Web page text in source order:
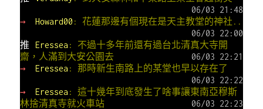
06/03 21:48
→
Howard00 : 花蓮那邊有個現在是天主教堂的神社..
06/03 22:00
推
Eressea: 不過十多年前還有過台北清真大寺開
齋，人滿到大安公園去
06/03 22:21
→
Eressea: 那時新生南路上的某堂也早以存在了
06/03 22:22
→
Eressea: 這十幾年到底發生了啥事讓東南亞穆斯
林捨清真寺就火車站
06/03 22:23